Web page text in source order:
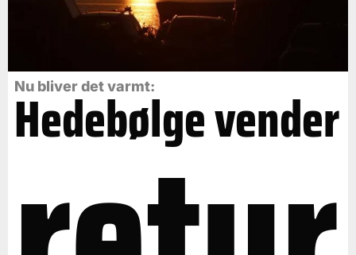
Nu bliver det varmt:
Hedebølge vender